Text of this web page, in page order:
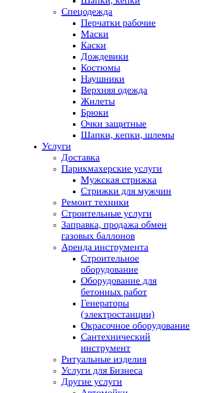
Спецодежда
Перчатки рабочие
Маски
Каски
Дождевики
Костюмы
Наушники
Верхняя одежда
Жилеты
Брюки
Очки защитные
Шапки, кепки, шлемы
Услуги
Доставка
Парикмахерские услуги
Мужская стрижка
Стрижки для мужчин
Ремонт техники
Строительные услуги
Заправка, продажа обмен
газовых баллонов
Аренда инструмента
Строительное
оборудование
Оборудование для
бетонных работ
Генераторы
(электростанции)
Окрасочное оборудование
Сантехнический
инструмент
Ритуальные изделия
Услуги для Бизнеса
Другие услуги